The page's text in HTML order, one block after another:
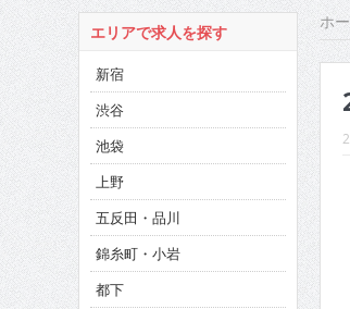
ホ
エリアで求人を探す
新宿
渋谷
池袋
上野
五反田・品川
錦糸町・小岩
都下